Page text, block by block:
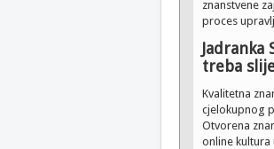
znanstvene
proces
treba
Kvalitetna
cjelokupnog
Otvorena
online kultura